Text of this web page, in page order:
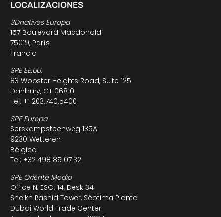
LOCALIZACIONES
3Dnatives Europa
157 Boulevard Macdonald
75019, París
Francia
SPE EE.UU.
83 Wooster Heights Road, Suite 125
Danbury, CT 06810
Tel: +1 203.740.5400
SPE Europa
Serskampsteenweg 135A
9230 Wetteren
Bélgica
Tel: +32 498 85 07 32
SPE Oriente Medio
Office N. ESO: 14, Desk 34
Sheikh Rashid Tower, Séptima Planta
Dubai World Trade Center